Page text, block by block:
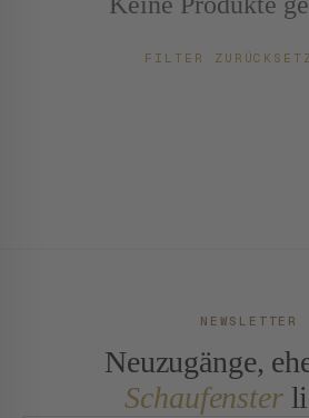
FILTER
NEWSLETTER
Neuzugänge,
Schaufenster